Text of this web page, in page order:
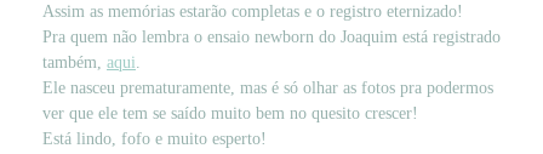
Assim as memórias estarão completas e o registro eternizado!
Pra quem não lembra o ensaio newborn do Joaquim está registrado
também, aqui.
Ele nasceu prematuramente, mas é só olhar as fotos pra podermos
ver que ele tem se saído muito bem no quesito crescer!
Está lindo, fofo e muito esperto!